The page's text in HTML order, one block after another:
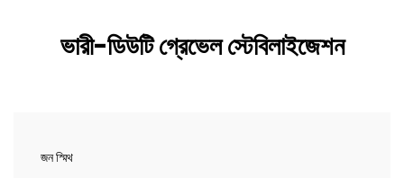
ভারী-ডিউটি গ্রেভেল স্টেবিলাইজেশন
জন স্মিথ